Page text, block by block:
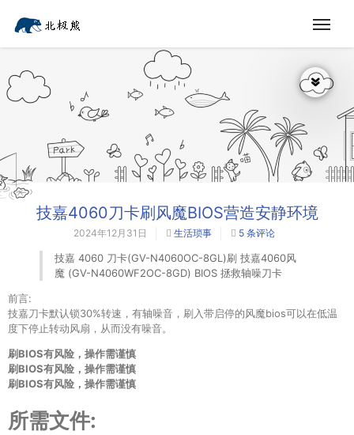
技嘉4060刀卡刷风魔BIOS营造安静环境
2024年12月31日 生活琐事 5 条评论
技嘉 4060 刀卡(GV-N4060OC-8GL)刷 技嘉4060风
魔 (GV-N4060WF2OC-8GD) BIOS 拯救轴噪刀卡
前言:
技嘉刀卡默认锁30%转速，有轴噪音，刷入带启停的风魔bios可以在低温
度下停止转动风扇，从而没有噪音。
刷BIOS有风险，操作需谨慎
刷BIOS有风险，操作需谨慎
刷BIOS有风险，操作需谨慎
所需文件: